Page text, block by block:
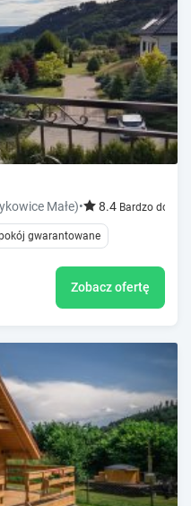
Małe)• 8.4 Bardzo dobry!
gwarantowane
Zobacz ofertę